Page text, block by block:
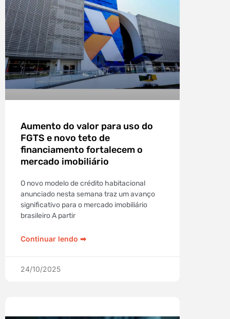
Aumento do valor para uso do
FGTS e novo teto de
financiamento fortalecem o
mercado imobiliário
O novo modelo de crédito habitacional
anunciado nesta semana traz um avanço
significativo para o mercado imobiliário
brasileiro A partir
Continuar lendo ➡︎
24/10/2025